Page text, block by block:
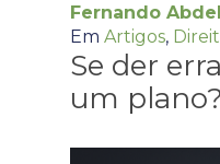
Fernando
Em Artigos,
Se der
um plano?